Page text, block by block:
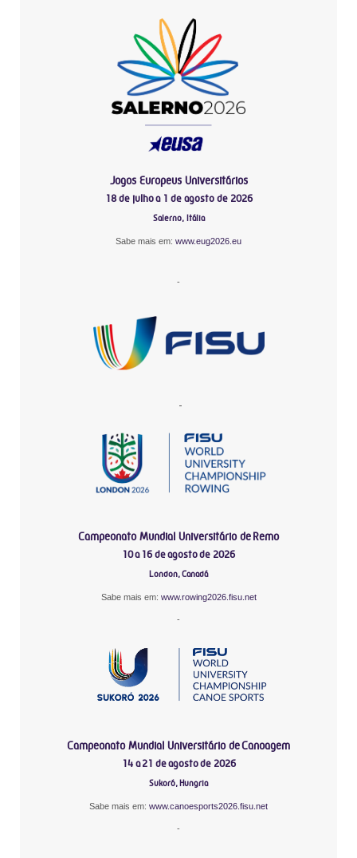
Jogos Europeus Universitários
18 de julho a 1 de agosto de 2026
Salerno, Itália
Sabe mais em: www.eug2026.eu
-
-
Campeonato Mundial Universitário de Remo
10 a 16 de agosto de 2026
London, Canadá
Sabe mais em: www.rowing2026.fisu.net
-
Campeonato Mundial Universitário de Canoagem
14 a 21 de agosto de 2026
Sukoró, Hungria
Sabe mais em: www.canoesports2026.fisu.net
-